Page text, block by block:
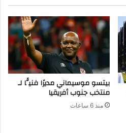
بيتسو موسيماني مديرًا فنيًّا لـ
منتخب جنوب أفريقيا
منذ 6 ساعات